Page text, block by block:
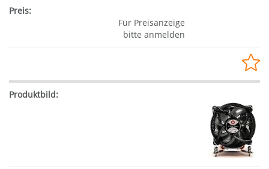
Für Preisanzeige
bitte anmelden